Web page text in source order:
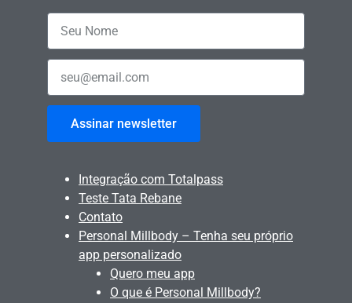
Assinar newsletter
Integração com Totalpass
Teste Tata Rebane
Contato
Personal Millbody – Tenha seu próprio
app personalizado
Quero meu app
O que é Personal Millbody?